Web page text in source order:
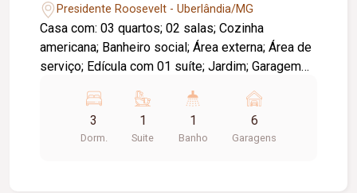
Presidente Roosevelt - Uberlândia/MG
Casa com: 03 quartos; 02 salas; Cozinha
americana; Banheiro social; Área externa; Área de
serviço; Edícula com 01 suíte; Jardim; Garagem
monitoramento; Sistema de energia fotovoltaica.
3
Dorm.
1
Suite
1
Banho
6
Garagens